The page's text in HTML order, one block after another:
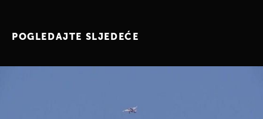
POGLEDAJTE SLJEDEĆE